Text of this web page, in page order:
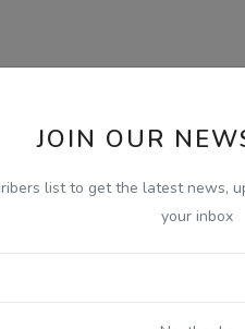
JOIN OUR
list to get the latest news,
your inbox
NEXT EPISODE
Haanji
0